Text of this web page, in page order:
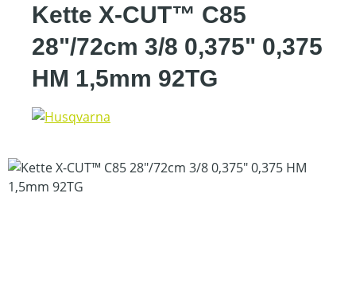
Kette X-CUT™ C85
28"/72cm 3/8 0,375" 0,375
HM 1,5mm 92TG
Bildergalerie überspringen